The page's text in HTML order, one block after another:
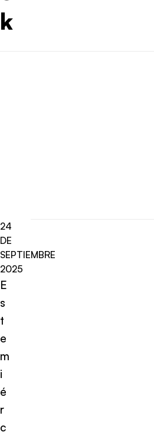
k
24
DE
SEPTIEMBRE
2025
E
s
t
e
m
i
é
r
c